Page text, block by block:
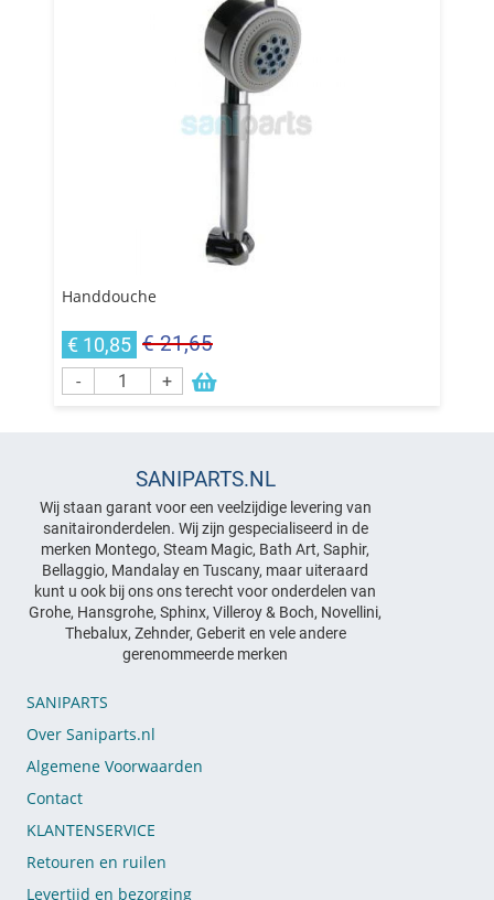
Handdouche
€ 10,85 € 21,65
- +
SANIPARTS.NL
Wij staan garant voor een veelzijdige levering van
sanitaironderdelen. Wij zijn gespecialiseerd in de
merken Montego, Steam Magic, Bath Art, Saphir,
Bellaggio, Mandalay en Tuscany, maar uiteraard
kunt u ook bij ons ons terecht voor onderdelen van
Grohe, Hansgrohe, Sphinx, Villeroy & Boch, Novellini,
Thebalux, Zehnder, Geberit en vele andere
gerenommeerde merken
SANIPARTS
Over Saniparts.nl
Algemene Voorwaarden
Contact
KLANTENSERVICE
Retouren en ruilen
Levertijd en bezorging